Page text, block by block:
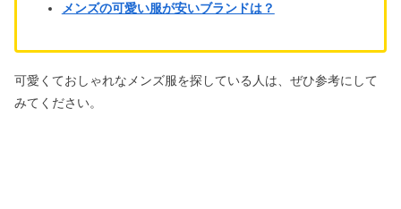
メンズの可愛い服が安いブランドは？
可愛くておしゃれなメンズ服を探している人は、ぜひ参考にして
みてください。